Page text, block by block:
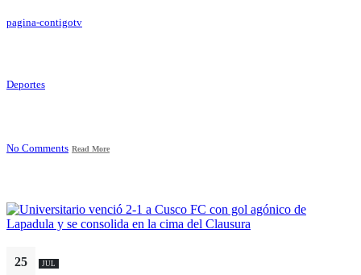
pagina-contigotv
Deportes
No Comments Read More
25 JUL